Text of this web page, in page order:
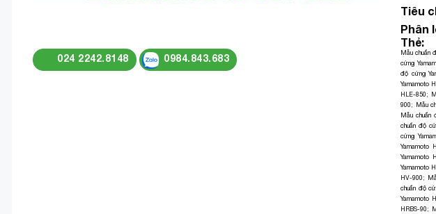
024 2242.8148 0984.843.683
Tiêu
Phân
Thẻ:
Mẫu chuẩn
cứng
độ cứng
Yamamoto
HLE-850;
900; Mẫu
Mẫu chuẩn
chuẩn độ
cứng
Yamamoto
Yamamoto
Yamamoto
HV-900;
chuẩn độ
Yamamoto
HRBS-90;